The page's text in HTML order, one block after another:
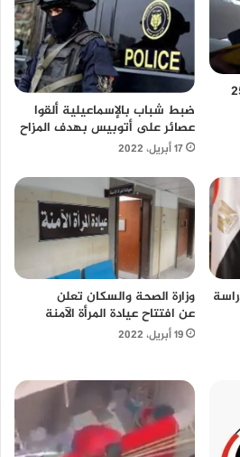
بأنواعه 25
ضبط شباب بالإسماعيلية ألقوا
عصائر على أتوبيس بهدف المزاح
17 أبريل، 2022
وزارة الصحة والسكان تعلن
عن افتتاح عيادة المرأة الآمنة
19 أبريل، 2022